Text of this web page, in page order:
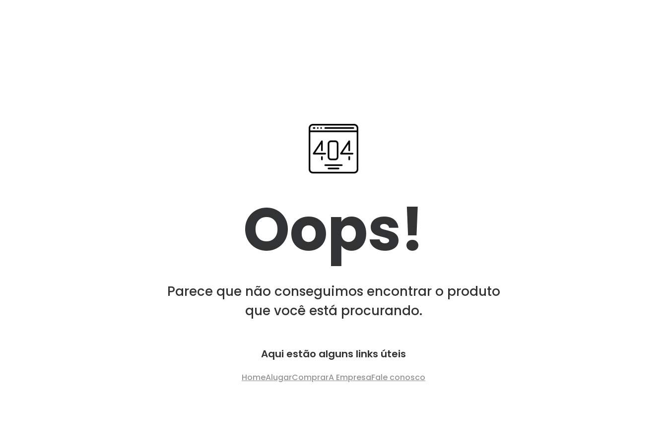
Oops!
Parece que não conseguimos encontrar o produto
que você está procurando.
Aqui estão alguns links úteis
HomeAlugarComprarA EmpresaFale conosco